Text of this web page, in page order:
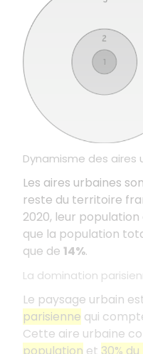
Dynamisme des aires
Les aires urbaines
reste du territoire
2020, leur
que la population
que de 14%.
La domination
Le paysage urbain
parisienne qui
Cette aire urbaine